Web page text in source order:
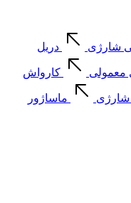
شارژی دریل
معمولی کارواش
ماساژور